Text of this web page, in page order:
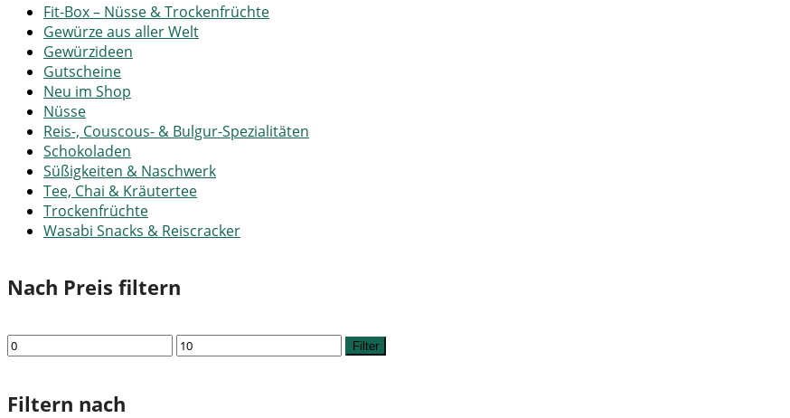
Fit-Box – Nüsse & Trockenfrüchte
Gewürze aus aller Welt
Gewürzideen
Gutscheine
Neu im Shop
Nüsse
Reis-, Couscous- & Bulgur-Spezialitäten
Schokoladen
Süßigkeiten & Naschwerk
Tee, Chai & Kräutertee
Trockenfrüchte
Wasabi Snacks & Reiscracker
Nach Preis filtern
Min.
Max.
Filter
Filtern nach